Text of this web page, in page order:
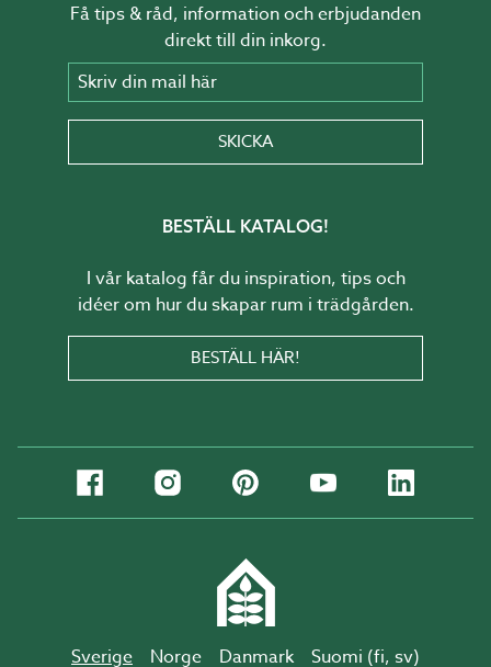
Få tips & råd, information och erbjudanden
direkt till din inkorg.
Skriv din mail här
SKICKA
BESTÄLL KATALOG!
I vår katalog får du inspiration, tips och
idéer om hur du skapar rum i trädgården.
BESTÄLL HÄR!
Sverige Norge Danmark Suomi (fi, sv)